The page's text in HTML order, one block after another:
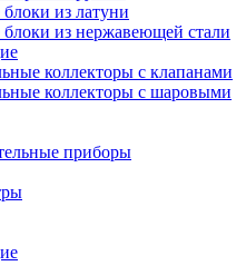
из латуни
из нержавеющей стали
коллекторы с клапанами
коллекторы с шаровыми
приборы